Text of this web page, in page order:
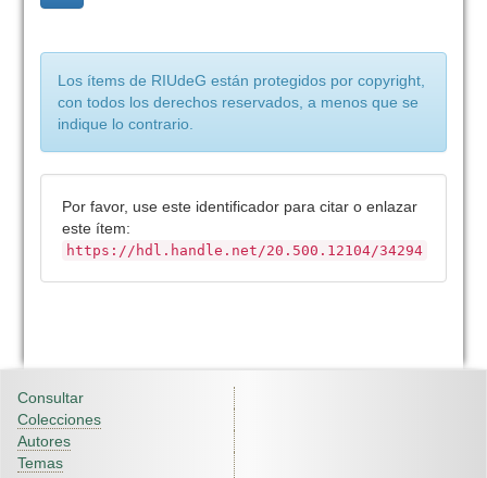
Los ítems de RIUdeG están protegidos por copyright,
con todos los derechos reservados, a menos que se
indique lo contrario.
Por favor, use este identificador para citar o enlazar
este ítem:
https://hdl.handle.net/20.500.12104/34294
Consultar
Colecciones
Autores
Temas